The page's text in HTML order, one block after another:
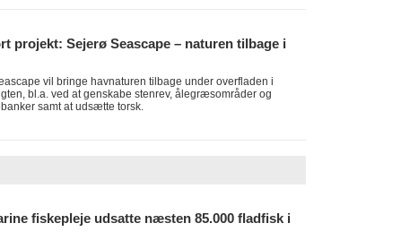
projekt: Sejerø Seascape – naturen tilbage i
vil bringe havnaturen tilbage under overfladen i
bl.a. ved at genskabe stenrev, ålegræsområder og
samt at udsætte torsk.
fiskepleje udsatte næsten 85.000 fladfisk i